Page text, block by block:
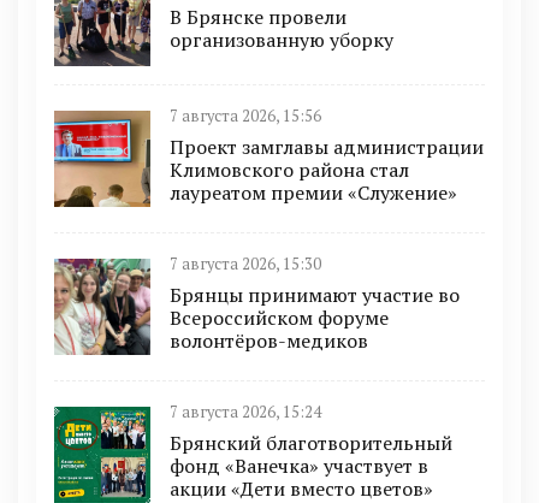
В Брянске провели
организованную уборку
7 августа 2026, 15:56
Проект замглавы администрации
Климовского района стал
лауреатом премии «Служение»
7 августа 2026, 15:30
Брянцы принимают участие во
Всероссийском форуме
волонтёров-медиков
7 августа 2026, 15:24
Брянский благотворительный
фонд «Ванечка» участвует в
акции «Дети вместо цветов»